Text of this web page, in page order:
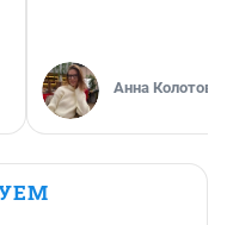
Анна Колотова